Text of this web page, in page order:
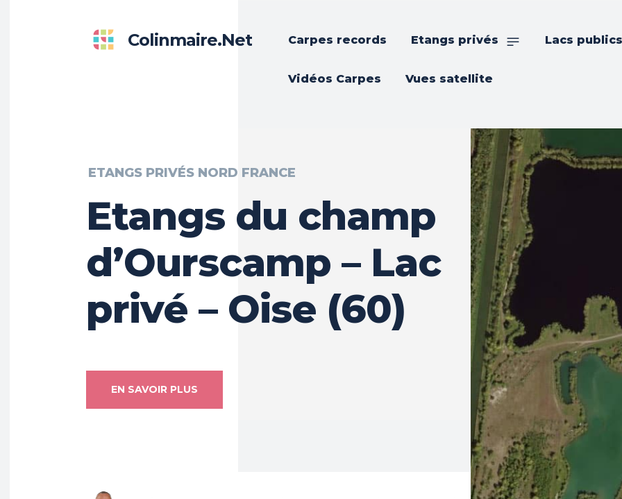
Colinmaire.net Carpes records Etangs privés Lacs publics
Vidéos Carpes Vues satellite
ETANGS PRIVÉS NORD FRANCE
Etangs du champ
d’Ourscamp – Lac
privé – Oise (60)
EN SAVOIR PLUS